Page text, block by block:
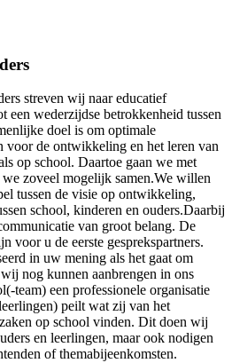
streven wij naar educatief
een wederzijdse betrokkenheid tussen
doel is om optimale
voor de ontwikkeling en het leren van
op school. Daartoe gaan we met
zoveel mogelijk samen.We willen
tussen de visie op ontwikkeling,
school, kinderen en ouders.Daarbij
van groot belang. De
voor u de eerste gesprekspartners.
in uw mening als het gaat om
nog kunnen aanbrengen in ons
team) een professionele organisatie
peilt wat zij van het
op school vinden. Dit doen wij
en leerlingen, maar ook nodigen
of themabijeenkomsten.